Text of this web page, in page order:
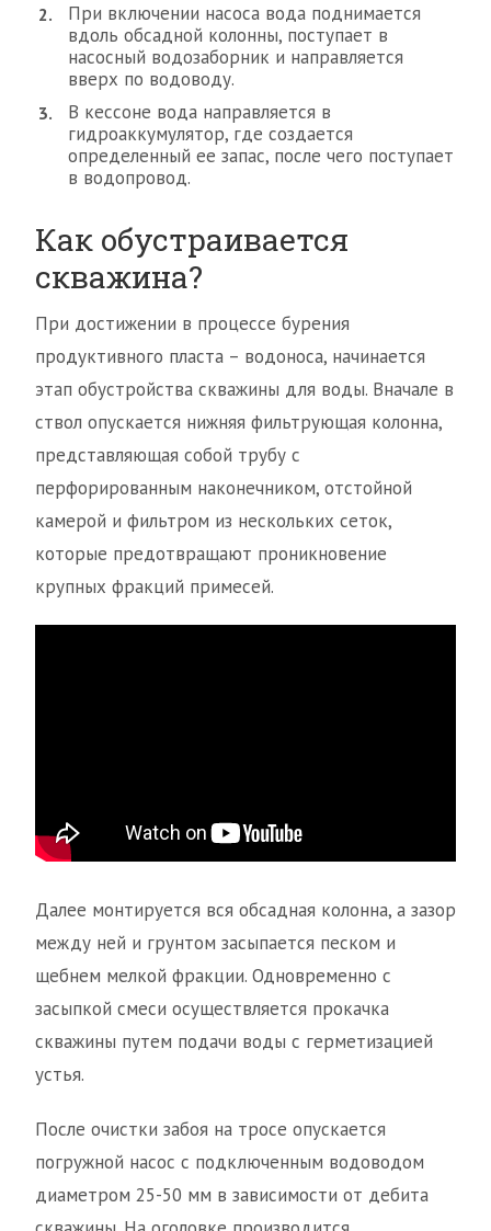
При включении насоса вода поднимается
вдоль обсадной колонны, поступает в
насосный водозаборник и направляется
вверх по водоводу.
В кессоне вода направляется в
гидроаккумулятор, где создается
определенный ее запас, после чего поступает
в водопровод.
Как обустраивается
скважина?
При достижении в процессе бурения
продуктивного пласта – водоноса, начинается
этап обустройства скважины для воды. Вначале в
ствол опускается нижняя фильтрующая колонна,
представляющая собой трубу с
перфорированным наконечником, отстойной
камерой и фильтром из нескольких сеток,
которые предотвращают проникновение
крупных фракций примесей.
Далее монтируется вся обсадная колонна, а зазор
между ней и грунтом засыпается песком и
щебнем мелкой фракции. Одновременно с
засыпкой смеси осуществляется прокачка
скважины путем подачи воды с герметизацией
устья.
После очистки забоя на тросе опускается
погружной насос с подключенным водоводом
диаметром 25-50 мм в зависимости от дебита